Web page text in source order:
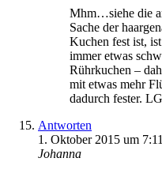
Mhm…siehe die
Sache der
Kuchen fest ist,
immer etwas
Rührkuchen –
mit etwas mehr
dadurch fester. LG
Antworten
1. Oktober 2015 um
Johanna